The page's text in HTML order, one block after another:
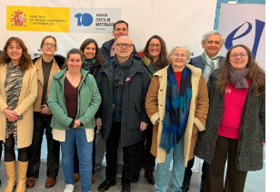
ensemble : un échange croisé
pour changer d’approche
Éducation a mené un projet Erasmus